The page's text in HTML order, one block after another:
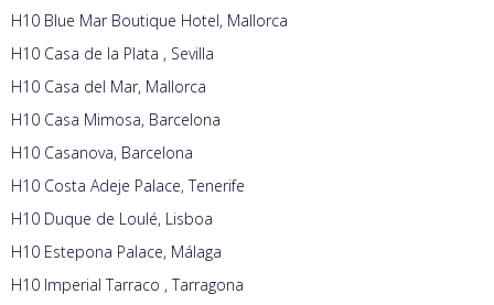
H10 Blue Mar Boutique Hotel, Mallorca
H10 Casa de la Plata , Sevilla
H10 Casa del Mar, Mallorca
H10 Casa Mimosa, Barcelona
H10 Casanova, Barcelona
H10 Costa Adeje Palace, Tenerife
H10 Duque de Loulé, Lisboa
H10 Estepona Palace, Málaga
H10 Imperial Tarraco , Tarragona